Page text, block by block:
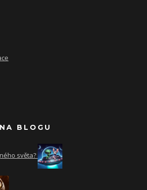
BLOGU
světa?